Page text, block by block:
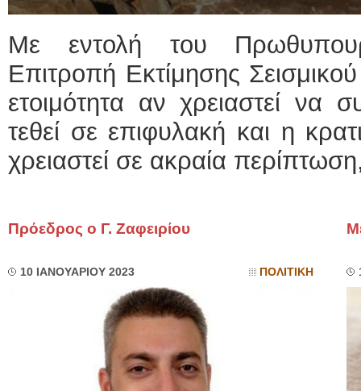
Με εντολή του
Επιτροπή Εκτίμησης
ετοιμότητα αν χρειαστεί να
τεθεί σε επιφυλακή και η
χρειαστεί σε ακραία
Πρόεδρος ο Γ. Ζαφειρίου
10 ΙΑΝΟΥΑΡΙΟΥ 2023 ΠΟΛΙΤΙΚΗ